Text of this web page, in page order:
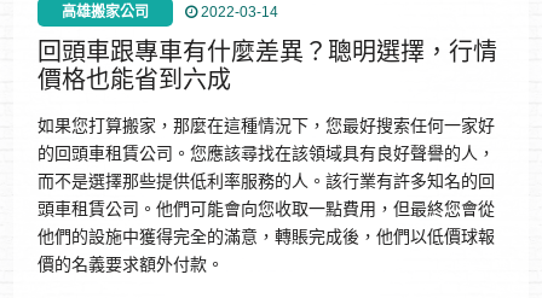
高雄搬家公司 2022-03-14
回頭車跟專車有什麼差異？聰明選擇，行情
價格也能省到六成
如果您打算搬家，那麼在這種情況下，您最好搜索任何一家好
的回頭車租賃公司。您應該尋找在該領域具有良好聲譽的人，
而不是選擇那些提供低利率服務的人。該行業有許多知名的回
頭車租賃公司。他們可能會向您收取一點費用，但最終您會從
他們的設施中獲得完全的滿意，轉賬完成後，他們以低價球報
價的名義要求額外付款。